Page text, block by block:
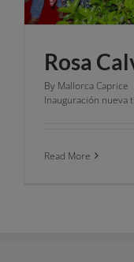
Rosa
By Mallorca Caprice
Inauguración nueva
Read More